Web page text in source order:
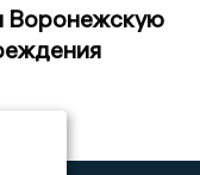
Воронежскую